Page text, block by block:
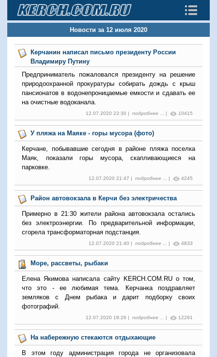
Новости за 12 июля 2020
Керчанин написал письмо президенту России
Владимиру Путину
Предприниматель пожаловался президенту на решение
природоохранной прокуратуры собирать дождь с крыш
пансионатов в водонепроницаемые емкости и сдавать ее
на очистные водоканала.
12.07.2020 22:30 | подробнее ... | 10415
У пляжа на Маяке - горы мусора (фото)
Керчане, побывавшие сегодня в районе пляжа поселка
Маяк, показали горы мусора, скапливающиеся на
парковке.
12.07.2020 21:47 | подробнее ... | 4245
Район автовокзала в Керчи без электричества
Примерно в 21:30 жители района автовокзала остались
без электроэнергии. По предварительной информации,
сгорела трансформаторная подстанция.
12.07.2020 21:40 | подробнее ... | 4833
Море, рассветы, рыбаки
Елена Якимова написала сайту KERCH.COM.RU о том,
что это - ее любимая тема. Керчанка поздравляет
земляков с Днем рыбака и дарит подборку своих
фотографий.
12.07.2020 18:26 | подробнее ... | 12291
На набережную стекаются отдыхающие
В этом году администрация города не организовала